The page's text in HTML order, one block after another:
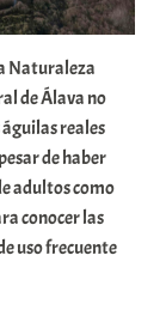
Naturaleza
de Álava no
águilas reales
de haber
adultos como
conocer las
uso frecuente